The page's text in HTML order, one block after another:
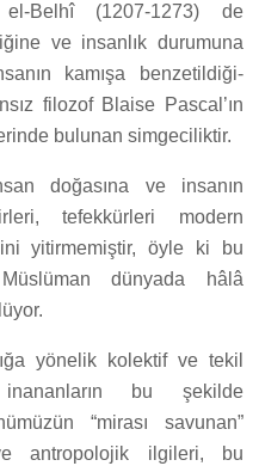
Belhî (1207-1273) de
ve insanlık durumuna
kamışa benzetildiği-
filozof Blaise Pascal’ın
bulunan simgeciliktir.
doğasına ve insanın
tefekkürleri modern
yitirmemiştir, öyle ki bu
dünyada hâlâ
yönelik kolektif ve tekil
bu şekilde
“mirası savunan”
antropolojik ilgileri, bu